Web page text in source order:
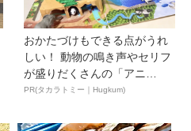
おかたづけもできる点がうれ
しい！ 動物の鳴き声やセリフ
が盛りだくさんの「アニ
ア ...
PR(タカラトミー｜Hugkum)